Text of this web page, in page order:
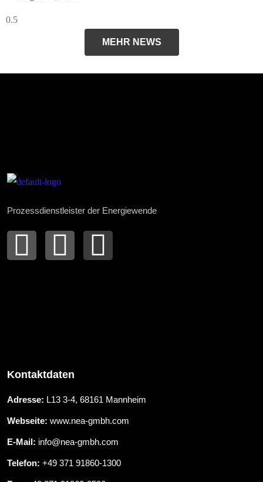
MEHR NEWS
Prozessdienstleister der Energiewende
Kontaktdaten
Adresse: L13 3-4, 68161 Mannheim
Webseite: www.nea-gmbh.com
E-Mail: info@nea-gmbh.com
Telefon: +49 371 91860-1300